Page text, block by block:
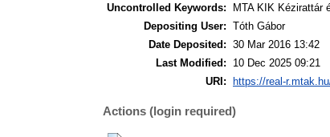
Uncontrolled Keywords:
MTA KIK Kézirattár
Depositing User: Tóth Gábor
Date Deposited: 30 Mar 2016 13:42
Last Modified:
10 Dec 2025 09:21
URI:
https://real-
Actions (login required)